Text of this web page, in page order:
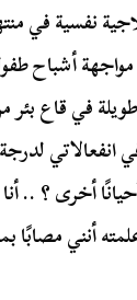
نفسية في
أشباح
في قاع بئر
انفعالاتي
أخرى ؟ .. أنا
أنني